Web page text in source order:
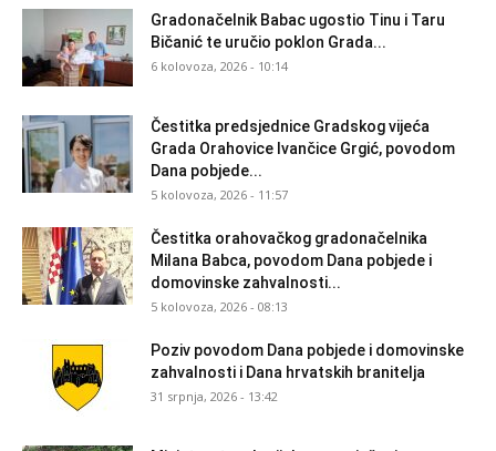
Gradonačelnik Babac ugostio Tinu i Taru
Bičanić te uručio poklon Grada...
6 kolovoza, 2026 - 10:14
Čestitka predsjednice Gradskog vijeća
Grada Orahovice Ivančice Grgić, povodom
Dana pobjede...
5 kolovoza, 2026 - 11:57
Čestitka orahovačkog gradonačelnika
Milana Babca, povodom Dana pobjede i
domovinske zahvalnosti...
5 kolovoza, 2026 - 08:13
Poziv povodom Dana pobjede i domovinske
zahvalnosti i Dana hrvatskih branitelja
31 srpnja, 2026 - 13:42